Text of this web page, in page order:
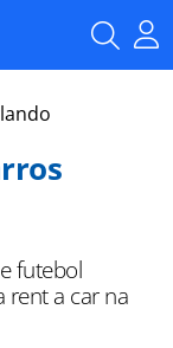
futebol
rent a car na